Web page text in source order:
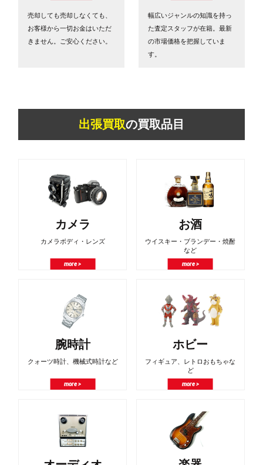
売却しても売却しなくても、
お客様から一切お金はいただ
きません。ご安心ください。
幅広いジャンルの知識を持っ
た査定スタッフが在籍。最新
の市場価格を把握していま
す。
出張買取の買取品目
カメラ
カメラボディ・レンズ
more >
お酒
ウイスキー・ブランデー・焼酎
など
more >
腕時計
クォーツ時計、機械式時計など
more >
ホビー
フィギュア、レトロおもちゃな
ど
more >